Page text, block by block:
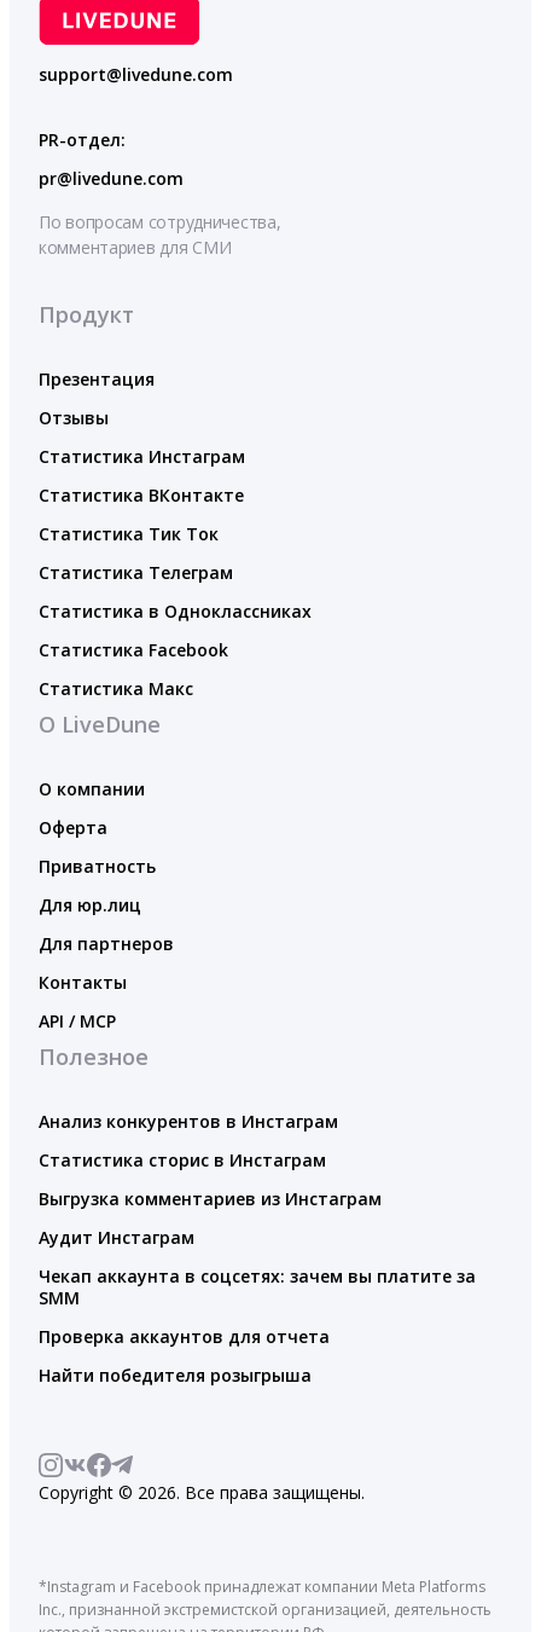
support@livedune.com
PR-отдел:
pr@livedune.com
По вопросам сотрудничества,
комментариев для СМИ
Продукт
Презентация
Отзывы
Статистика Инстаграм
Статистика ВКонтакте
Статистика Тик Ток
Статистика Телеграм
Статистика в Одноклассниках
Статистика Facebook
Статистика Макс
О LiveDune
О компании
Оферта
Приватность
Для юр.лиц
Для партнеров
Контакты
API / MCP
Полезное
Анализ конкурентов в Инстаграм
Статистика сторис в Инстаграм
Выгрузка комментариев из Инстаграм
Аудит Инстаграм
Чекап аккаунта в соцсетях: зачем вы платите за
SMM
Проверка аккаунтов для отчета
Найти победителя розыгрыша
Copyright © 2026. Все права защищены.
*Instagram и Facebook принадлежат компании Meta Platforms
Inc., признанной экстремистской организацией, деятельность